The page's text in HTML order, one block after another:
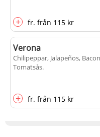
+ fr. från 115 kr
Verona
Chilipeppar, Jalapeños,
Tomatsås.
+ fr. från 115 kr